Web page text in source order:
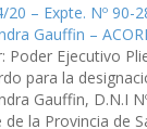
20 – Expte. Nº 90-
Gauffin –
Poder Ejecutivo
para la
Gauffin, D.N.I
de la Provincia de